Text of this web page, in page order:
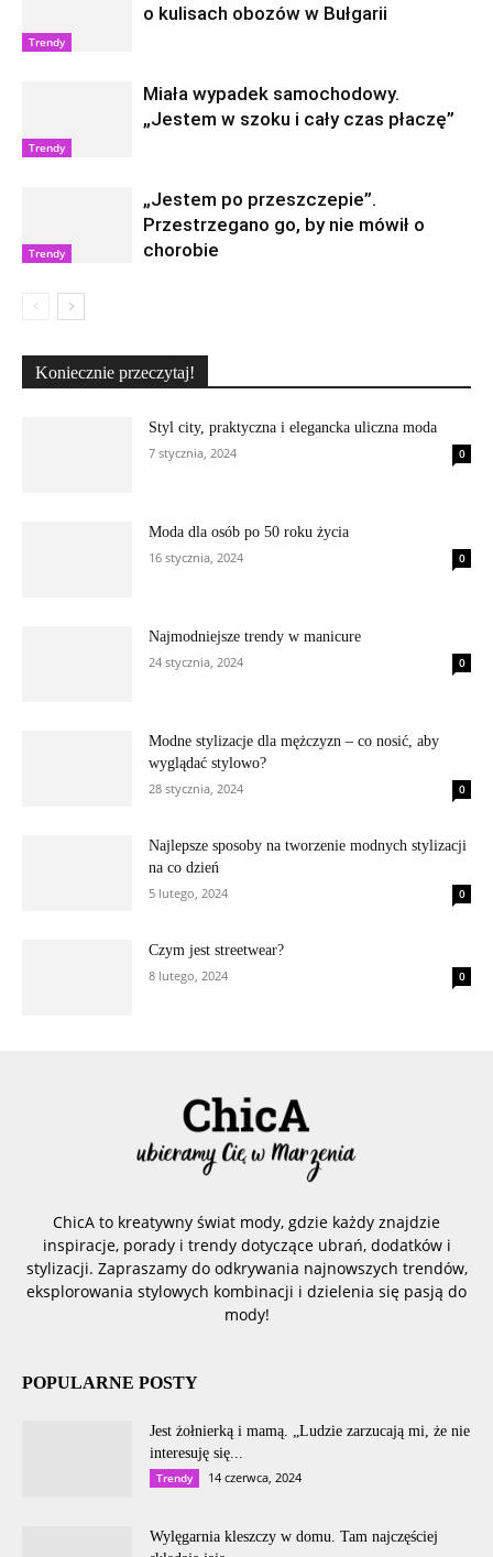
Trendy
o kulisach obozów w Bułgarii
Trendy
Miała wypadek samochodowy.
„Jestem w szoku i cały czas płaczę”
Trendy
„Jestem po przeszczepie”.
Przestrzegano go, by nie mówił o
chorobie
Koniecznie przeczytaj!
Styl city, praktyczna i elegancka uliczna moda
7 stycznia, 2024
0
Moda dla osób po 50 roku życia
16 stycznia, 2024
0
Najmodniejsze trendy w manicure
24 stycznia, 2024
0
Modne stylizacje dla mężczyzn – co nosić, aby
wyglądać stylowo?
28 stycznia, 2024
0
Najlepsze sposoby na tworzenie modnych stylizacji
na co dzień
5 lutego, 2024
0
Czym jest streetwear?
8 lutego, 2024
0
ChicA to kreatywny świat mody, gdzie każdy znajdzie
inspiracje, porady i trendy dotyczące ubrań, dodatków i
stylizacji. Zapraszamy do odkrywania najnowszych trendów,
eksplorowania stylowych kombinacji i dzielenia się pasją do
mody!
POPULARNE POSTY
Jest żołnierką i mamą. „Ludzie zarzucają mi, że nie
interesuję się...
Trendy 14 czerwca, 2024
Wylęgarnia kleszczy w domu. Tam najczęściej